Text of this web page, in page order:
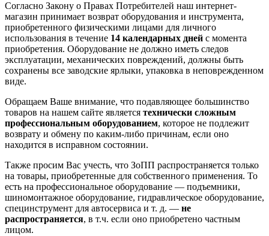
Согласно Закону о Правах Потребителей наш интернет-
магазин принимает возврат оборудования и инструмента,
приобретенного физическими лицами для личного
использования в течение 14 календарных дней с момента
приобретения. Оборудование не должно иметь следов
эксплуатации, механических повреждений, должны быть
сохранены все заводские ярлыки, упаковка в неповрежденном
виде.
Обращаем Ваше внимание, что подавляющее большинство
товаров на нашем сайте является технически сложным
профессиональным оборудованием, которое не подлежит
возврату и обмену по каким-либо причинам, если оно
находится в исправном состоянии.
Также просим Вас учесть, что ЗоПП распространяется только
на товары, приобретенные для собственного применения. То
есть на профессиональное оборудование — подъемники,
шиномонтажное оборудование, гидравлическое оборудование,
специнструмент для автосервиса и т. д. — не
распространяется, в т.ч. если оно приобретено частным
лицом.